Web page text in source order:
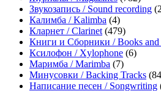
Звукозапись / Sound recording
Калимба / Kalimba (4)
Кларнет / Clarinet (479)
Книги и Сборники / Books and
Ксилофон / Xylophone (6)
Маримба / Marimba (7)
Минусовки / Backing Tracks
Написание песен / Songwriting